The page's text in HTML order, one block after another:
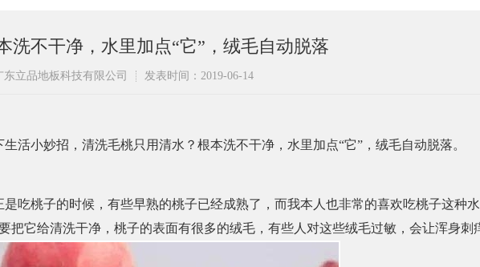
洗不干净，水里加点“它”，绒毛自动脱落
立品地板科技有限公司 发表时间：2019-06-14
活小妙招，清洗毛桃只用清水？根本洗不干净，水里加点“它”，绒毛自动脱落。
吃桃子的时候，有些早熟的桃子已经成熟了，而我本人也非常的喜欢吃桃子这种
把它给清洗干净，桃子的表面有很多的绒毛，有些人对这些绒毛过敏，会让浑身刺